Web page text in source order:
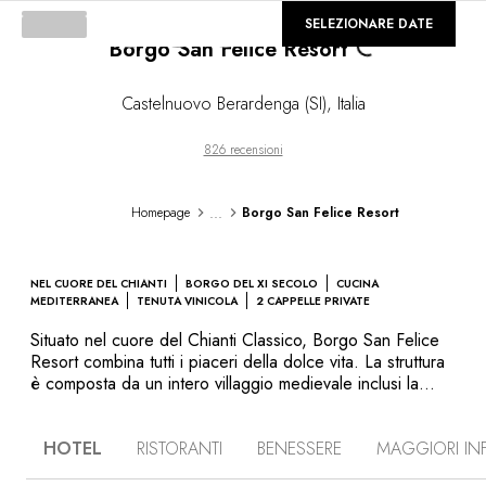
GALLERIA
Borgo San Felice Resort
Loading...
Castelnuovo Berardenga (SI), Italia
826 recensioni
Homepage ... Borgo San Felice Resort
NEL CUORE DEL CHIANTI BORGO DEL XI SECOLO
CUCINA
MEDITERRANEA
TENUTA VINICOLA 2 CAPPELLE PRIVATE
Situato nel cuore del Chianti Classico, Borgo San Felice
Resort combina tutti i piaceri della dolce vita. La struttura
è composta da un intero villaggio medievale inclusi la
piaceri: una genuina cucina mediterranea, una
SELEZIONARE DATE
HOTEL RISTORANTI BENESSERE MAGGIORI